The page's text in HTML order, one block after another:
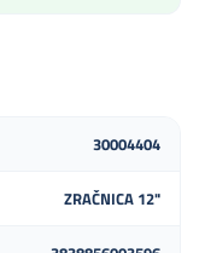
30004404
ZRAČNICA 12"